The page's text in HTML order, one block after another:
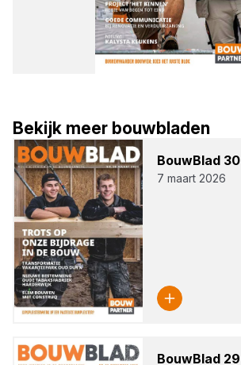
Bekijk meer bouwbladen
Bouw­Blad 30
7 maart 2026
Bouw­Blad 29